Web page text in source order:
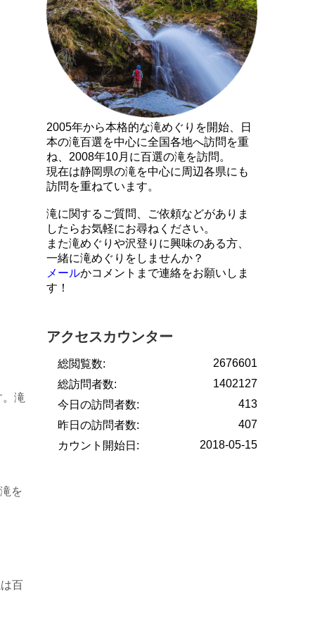
滝
を
百
2005年から本格的な滝めぐりを開始、日
本の滝百選を中心に全国各地へ訪問を重
ね、2008年10月に百選の滝を訪問。
現在は静岡県の滝を中心に周辺各県にも
訪問を重ねています。
滝に関するご質問、ご依頼などがありま
したらお気軽にお尋ねください。
また滝めぐりや沢登りに興味のある方、
一緒に滝めぐりをしませんか？
メールかコメントまで連絡をお願いしま
す！
アクセスカウンター
2676601
総閲覧数:
1402127
総訪問者数:
413
今日の訪問者数:
407
昨日の訪問者数:
2018-05-15
カウント開始日: